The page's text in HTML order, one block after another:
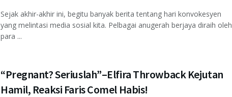
Sejak akhir-akhir ini, begitu banyak berita tentang hari konvokesyen
yang melintasi media sosial kita. Pelbagai anugerah berjaya diraih oleh
para ...
“Pregnant? Seriuslah”–Elfira Throwback Kejutan
Hamil, Reaksi Faris Comel Habis!